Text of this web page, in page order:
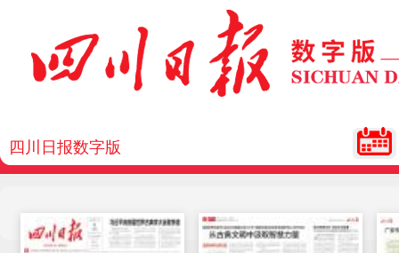
四川日报数字版